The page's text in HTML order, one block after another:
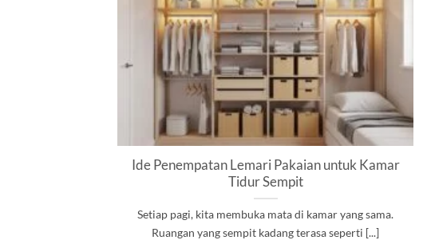
Ide Penempatan Lemari Pakaian untuk Kamar
Tidur Sempit
Setiap pagi, kita membuka mata di kamar yang sama.
Ruangan yang sempit kadang terasa seperti [...]